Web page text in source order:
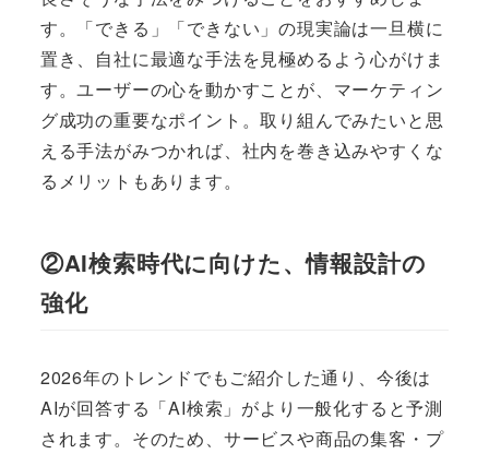
す。「できる」「できない」の現実論は一旦横に
置き、自社に最適な手法を見極めるよう心がけま
す。ユーザーの心を動かすことが、マーケティン
グ成功の重要なポイント。取り組んでみたいと思
える手法がみつかれば、社内を巻き込みやすくな
るメリットもあります。
②AI検索時代に向けた、情報設計の
強化
2026年のトレンドでもご紹介した通り、今後は
AIが回答する「AI検索」がより一般化すると予測
されます。そのため、サービスや商品の集客・プ